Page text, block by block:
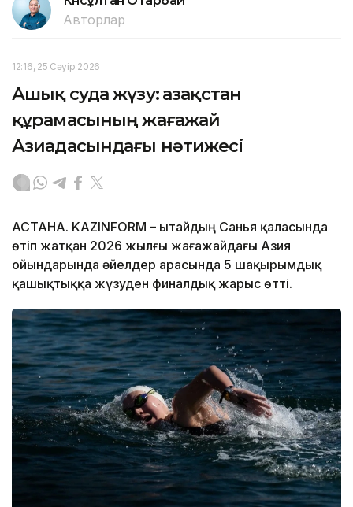
Авторлар
12:16, 25 Сәуір 2026
Ашық суда жүзу: Қазақстан
құрамасының жағажай
Азиадасындағы нәтижеcі
АСТАНА. KAZINFORM – Қытайдың Санья қаласында
өтіп жатқан 2026 жылғы жағажайдағы Азия
ойындарында әйелдер арасында 5 шақырымдық
қашықтыққа жүзуден финалдық жарыс өтті.